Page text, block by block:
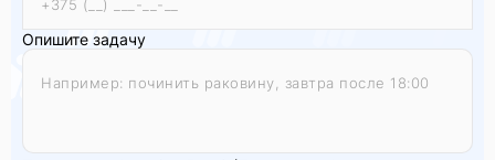
Опишите задачу